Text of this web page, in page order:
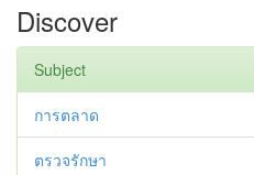
Discover
Subject
การตลาด
ตรวจรักษา